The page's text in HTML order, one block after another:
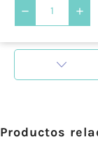
sino que
Productos